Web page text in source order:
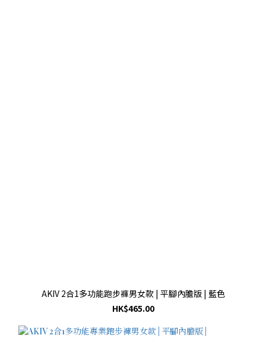
AKIV 2合1多功能跑步褲男女款 | 平腳內膽版 | 藍色
HK$465.00